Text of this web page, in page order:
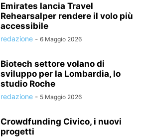
Emirates lancia Travel
Rehearsalper rendere il volo più
accessibile
redazione - 6 Maggio 2026
Biotech settore volano di
sviluppo per la Lombardia, lo
studio Roche
redazione - 5 Maggio 2026
Crowdfunding Civico, i nuovi
progetti